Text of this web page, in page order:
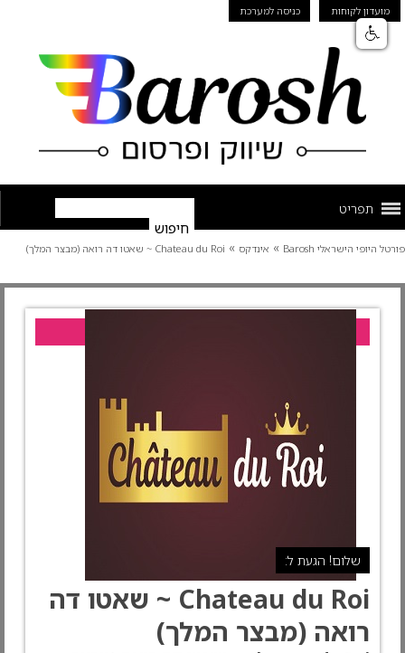
מועדון לקוחות כניסה למערכת
תפריט
פורטל היופי הישראלי Barosh » אינדקס » Chateau du Roi ~ שאטו דה רואה (מבצר המלך)
שלום! הגעת ל:
Chateau du Roi ~ שאטו דה
רואה (מבצר המלך)